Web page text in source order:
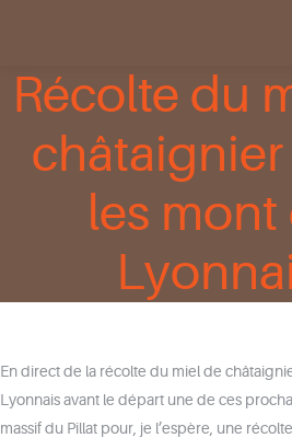
Récolte du
les mont
En direct de la récolte du miel de
Lyonnais avant le départ une de ces
massif du Pillat pour, je l’espère, une